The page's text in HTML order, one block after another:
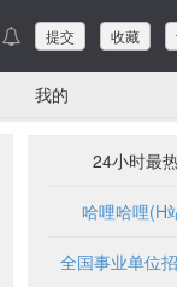
提交 收藏
我的
24小时最
哈哩哈哩(H
全国事业单位